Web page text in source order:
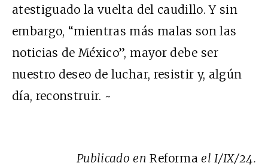
atestiguado la vuelta del caudillo. Y sin
embargo, “mientras más malas son las
noticias de México”, mayor debe ser
nuestro deseo de luchar, resistir y, algún
día, reconstruir. ~
Publicado en Reforma el I/IX/24.